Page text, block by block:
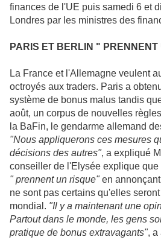
finances de l'UE puis samedi 6 et
Londres par les ministres des
PARIS ET BERLIN " PRENNENT
La France et l'Allemagne veulent
octroyés aux traders. Paris a
système de bonus malus tandis
août, un corpus de nouvelles
la BaFin, le gendarme allemand
"Nous appliquerons ces mesures
décisions des autres", a expliqué
conseiller de l'Elysée explique que
" prennent un risque"en
ne sont pas certains qu'elles
mondial. "Il y a maintenant une
Partout dans le monde, les gens
pratique de bonus extravagants", a